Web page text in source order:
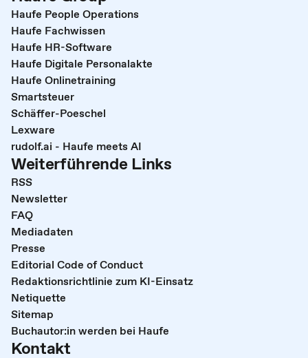
Haufe People Operations
Haufe Fachwissen
Haufe HR-Software
Haufe Digitale Personalakte
Haufe Onlinetraining
Smartsteuer
Schäffer-Poeschel
Lexware
rudolf.ai - Haufe meets AI
Weiterführende Links
RSS
Newsletter
FAQ
Mediadaten
Presse
Editorial Code of Conduct
Redaktionsrichtlinie zum KI-Einsatz
Netiquette
Sitemap
Buchautor:in werden bei Haufe
Kontakt